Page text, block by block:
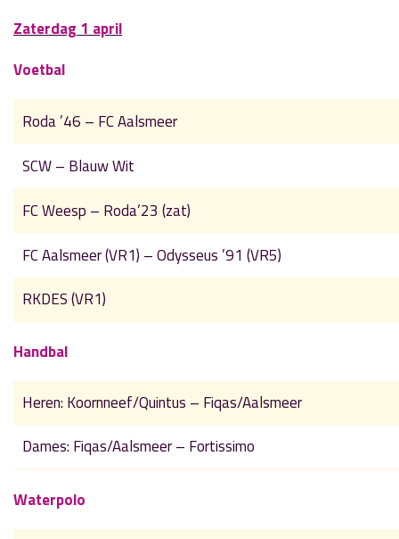
Zaterdag 1 april
Voetbal
Roda ’46 – FC Aalsmeer
SCW – Blauw Wit
FC Weesp – Roda’23 (zat)
FC Aalsmeer (VR1) – Odysseus ’91 (VR5)
RKDES (VR1)
Handbal
Heren: Koornneef/Quintus – Fiqas/Aalsmeer
Dames: Fiqas/Aalsmeer – Fortissimo
Waterpolo